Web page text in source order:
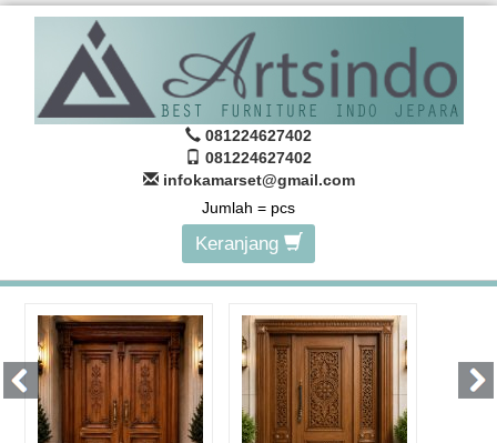
081224627402
081224627402
infokamarset@gmail.com
Jumlah = pcs
Keranjang